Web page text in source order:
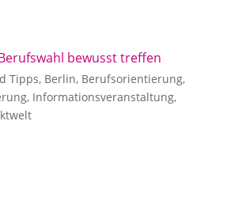
bewusst treffen
Tipps, Berlin, Berufsorientierung,
, Informationsveranstaltung,